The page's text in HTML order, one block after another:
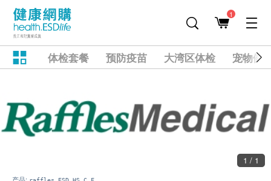
1
体检套餐 预防疫苗 大湾区体检 宠物健
1 / 1